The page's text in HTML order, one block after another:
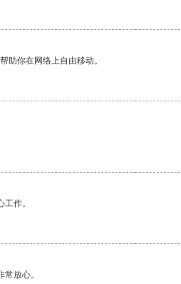
助你在网络上自由移动。
作。
放心。